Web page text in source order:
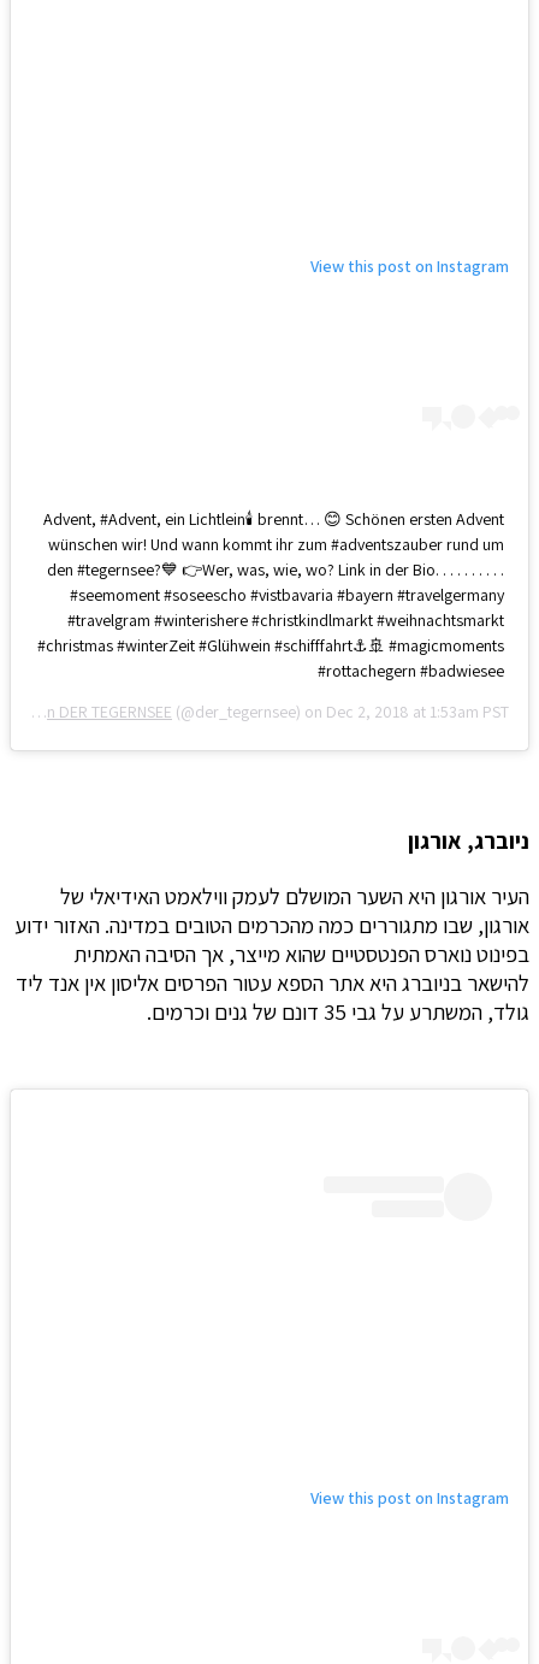
View this post on Instagram
Advent, #Advent, ein Lichtlein🕯️ brennt… 😊 Schönen ersten Advent
wünschen wir! Und wann kommt ihr zum #adventszauber rund um
den #tegernsee?💙 👉Wer, was, wie, wo? Link in der Bio. . . . . . . . . .
#seemoment #soseescho #vistbavaria #bayern #travelgermany
#travelgram #winterishere #christkindlmarkt #weihnachtsmarkt
#christmas #winterZeit #Glühwein #schifffahrt⚓️🚢 #magicmoments
#rottachegern #badwiesee
Urlaubsregion DER TEGERNSEE (@der_tegernsee) on Dec 2, 2018 at 1:53am PST
ניוברג, אורגון
העיר אורגון היא השער המושלם לעמק ווילאמט האידיאלי של
אורגון, שבו מתגוררים כמה מהכרמים הטובים במדינה. האזור ידוע
בפינוט נוארס הפנטסטיים שהוא מייצר, אך הסיבה האמתית
להישאר בניוברג היא אתר הספא עטור הפרסים אליסון אין אנד ליד
גולד, המשתרע על גבי 35 דונם של גנים וכרמים.
View this post on Instagram